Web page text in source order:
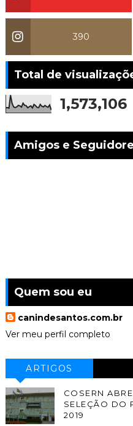
390
Total de
1,573,106
Amigos e
Quem sou eu
canindesantos.com.br
Ver meu perfil completo
ARTIGOS
COSERN
SELEÇÃO DO
2019